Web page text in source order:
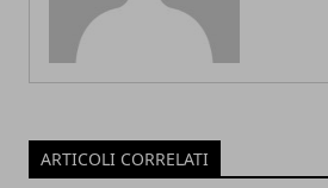
ARTICOLI CORRELATI